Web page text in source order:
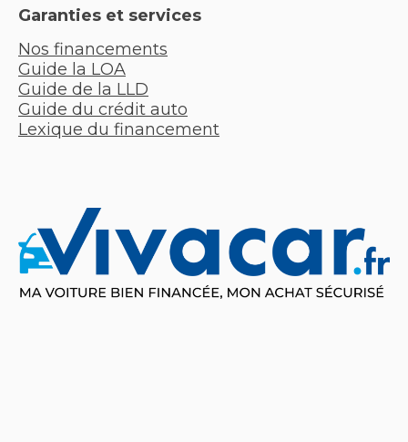
Garanties et services
Nos financements
Guide la LOA
Guide de la LLD
Guide du crédit auto
Lexique du financement